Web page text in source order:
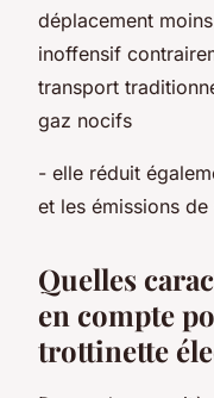
déplacement
inoffensif
transport
gaz nocifs
- elle réduit
et les émissions de
Quelles
en compte
trottinette